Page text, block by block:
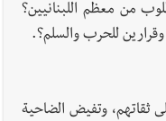
من معظم اللبنانيين؟
للحرب والسلم؟.
ثقاتهم، وتفيض الضاحية